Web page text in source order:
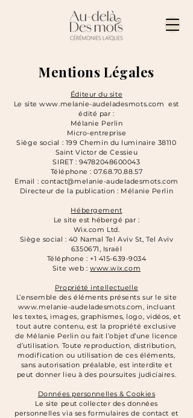
Mentions Légales
Éditeur du site
Le sitewww.melanie-audeladesmots.com est
édité par :
Mélanie Perlin
Micro-entreprise
Siège social : 199 Chemin du luminaire 38110
Saint Victor de Cessieu
SIRET : 94782048600043
Téléphone : 07.68.70.88.57
Email : contact@melanie-audeladesmots.com
Directeur de la publication : Mélanie Perlin
Hébergement
Le site est hébergé par :
Wix.com Ltd.
Siège social : 40 Namal Tel Aviv St, Tel Aviv
6350671, Israël
Téléphone : +1 415-639-9034
Site web : www.wix.com
Propriété intellectuelle
L’ensemble des éléments présents sur le site
www.melanie-audeladesmots.com, incluant
les textes, images, graphismes, logo, vidéos, et
tout autre contenu, est la propriété exclusive
de Mélanie Perlin ou fait l’objet d’une licence
d’utilisation. Toute reproduction, distribution,
modification ou utilisation de ces éléments,
sans autorisation préalable, est interdite et
peut donner lieu à des poursuites judiciaires.
Données personnelles & Cookies
Le site peut collecter des données
personnelles via ses formulaires de contact et